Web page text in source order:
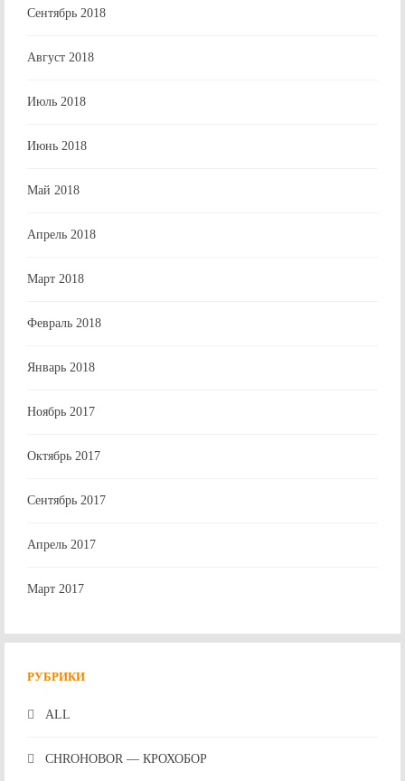
Сентябрь 2018
Август 2018
Июль 2018
Июнь 2018
Май 2018
Апрель 2018
Март 2018
Февраль 2018
Январь 2018
Ноябрь 2017
Октябрь 2017
Сентябрь 2017
Апрель 2017
Март 2017
РУБРИКИ
ALL
CHROHOBOR — КРОХОБОР